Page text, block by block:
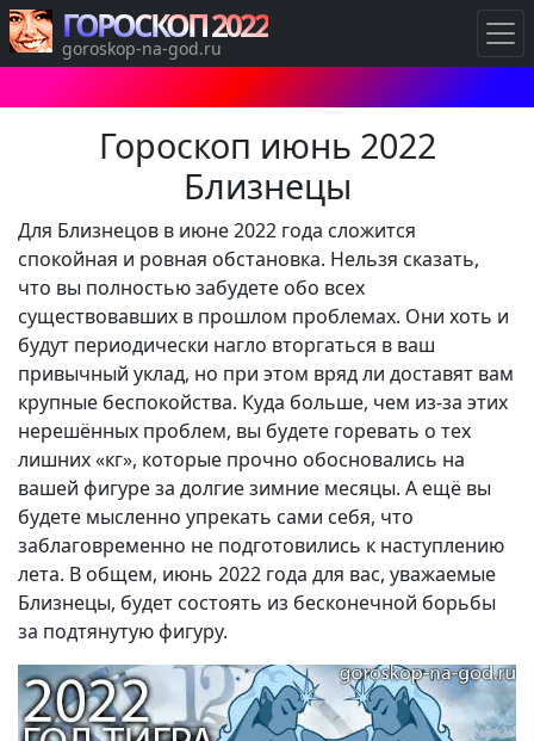
Гороскоп июнь 2022
Близнецы
Для Близнецов в июне 2022 года сложится
спокойная и ровная обстановка. Нельзя сказать,
что вы полностью забудете обо всех
существовавших в прошлом проблемах. Они хоть и
будут периодически нагло вторгаться в ваш
привычный уклад, но при этом вряд ли доставят вам
крупные беспокойства. Куда больше, чем из-за этих
нерешённых проблем, вы будете горевать о тех
лишних «кг», которые прочно обосновались на
вашей фигуре за долгие зимние месяцы. А ещё вы
будете мысленно упрекать сами себя, что
заблаговременно не подготовились к наступлению
лета. В общем, июнь 2022 года для вас, уважаемые
Близнецы, будет состоять из бесконечной борьбы
за подтянутую фигуру.
ГОРОСКОП 2022
goroskop-na-god.ru